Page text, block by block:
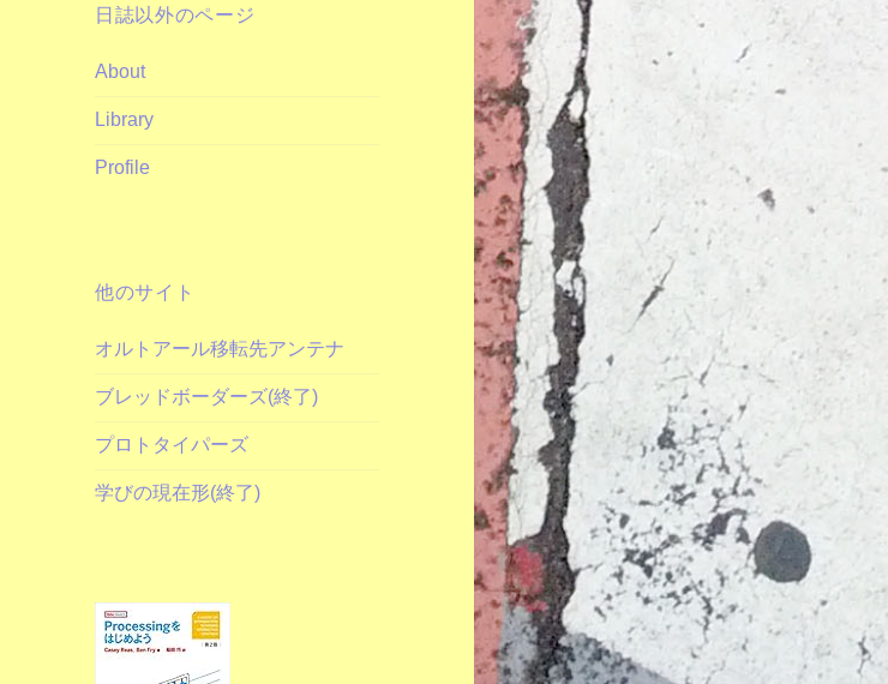
日誌以外のページ
About
Library
Profile
他のサイト
オルトアール移転先アンテナ
ブレッドボーダーズ(終了)
プロトタイパーズ
学びの現在形(終了)